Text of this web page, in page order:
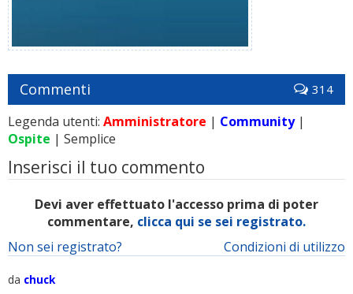
Commenti 314
Legenda utenti: Amministratore | Community|
Ospite | Semplice
Inserisci il tuo commento
Devi aver effettuato l'accesso prima di poter
commentare, clicca qui se sei registrato.
Condizioni di utilizzo
Non sei registrato?
da chuck